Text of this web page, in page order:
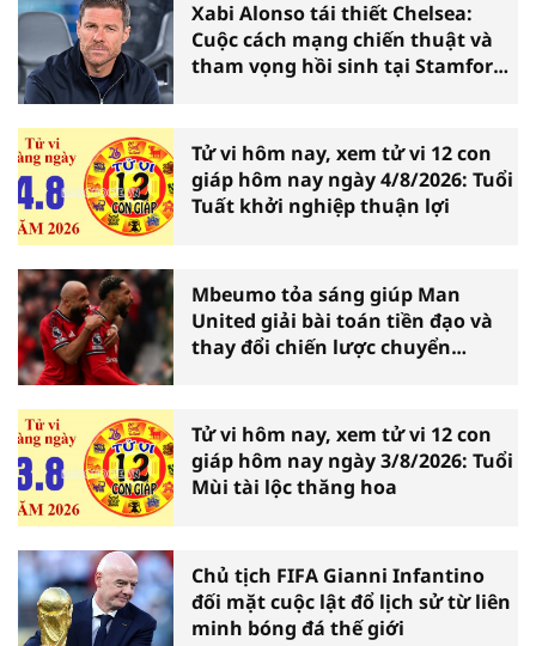
Xabi Alonso tái thiết Chelsea:
Cuộc cách mạng chiến thuật và
tham vọng hồi sinh tại Stamford
Tử vi hôm nay, xem tử vi 12 con
giáp hôm nay ngày 4/8/2026: Tuổi
Tuất khởi nghiệp thuận lợi
Mbeumo tỏa sáng giúp Man
United giải bài toán tiền đạo và
thay đổi chiến lược chuyển
Tử vi hôm nay, xem tử vi 12 con
giáp hôm nay ngày 3/8/2026: Tuổi
Mùi tài lộc thăng hoa
Chủ tịch FIFA Gianni Infantino
đối mặt cuộc lật đổ lịch sử từ liên
minh bóng đá thế giới